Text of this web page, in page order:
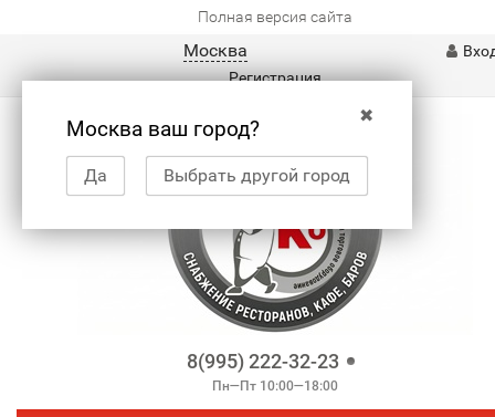
Полная версия сайта
Москва
✖
Москва ваш город?
Да Выбрать другой город
Регистрация
8(995) 222-32-23
Пн—Пт 10:00—18:00